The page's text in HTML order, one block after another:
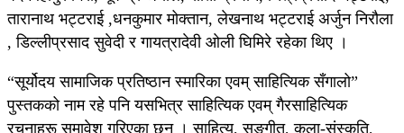
तारानाथ भट्टराई ,धनकुमार मोक्तान, लेखनाथ भट्टराई अर्जुन निरौला
, डिल्लीप्रसाद सुवेदी र गायत्रादेवी ओली घिमिरे रहेका थिए ।
“सूर्योदय सामाजिक प्रतिष्ठान स्मारिका एवम् साहित्यिक सँगालो”
पुस्तकको नाम रहे पनि यसभित्र साहित्यिक एवम् गैरसाहित्यिक
रचनाहरू समावेश गरिएका छन् । साहित्य, सङ्गीत, कला-संस्कृति,